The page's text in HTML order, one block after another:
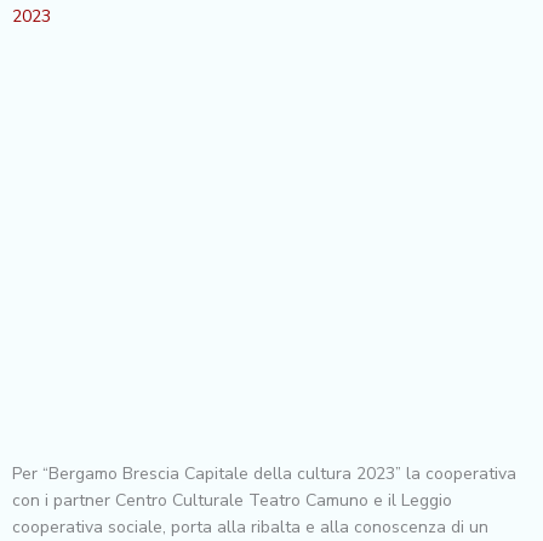
2023
Per “Bergamo Brescia Capitale della cultura 2023” la cooperativa
con i partner Centro Culturale Teatro Camuno e il Leggio
cooperativa sociale, porta alla ribalta e alla conoscenza di un